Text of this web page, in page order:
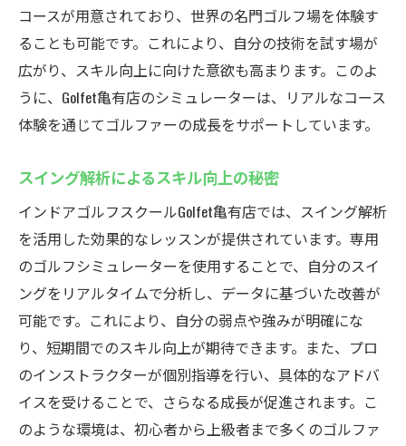
コースが用意されており、世界の名門ゴルフ場を体験す
ることも可能です。これにより、自分の技術を試す場が
広がり、スキル向上に向けた意欲も高まります。このよ
うに、Golfet亀有店のシミュレーターは、リアルなコース
体験を通じてゴルファーの成長をサポートしています。
スイング解析によるスキル向上の秘密
インドアゴルフスクールGolfet亀有店では、スイング解析
を活用した効果的なレッスンが提供されています。専用
のゴルフシミュレーターを使用することで、自分のスイ
ングをリアルタイムで分析し、データに基づいた改善が
可能です。これにより、自分の弱点や強みが明確にな
り、短期間でのスキル向上が期待できます。また、プロ
のインストラクターが個別指導を行い、具体的なアドバ
イスを受けることで、さらなる成長が促進されます。こ
のような環境は、初心者から上級者まで多くのゴルファ